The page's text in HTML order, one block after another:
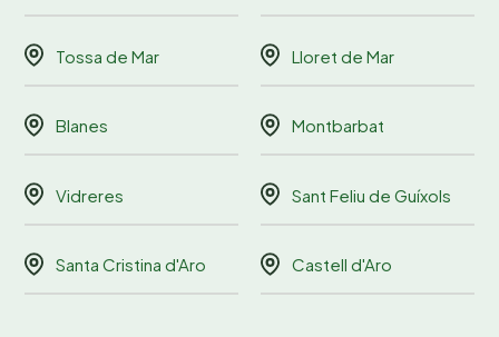
Tossa de Mar Lloret de Mar
Blanes Montbarbat
Vidreres Sant Feliu de Guíxols
Santa Cristina d'Aro Castell d'Aro